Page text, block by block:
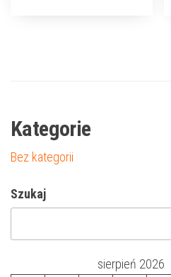
Kategorie
Bez kategorii
Szukaj
sierpień 2026